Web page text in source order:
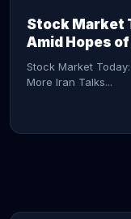
Stock Market
Amid Hopes
Stock Market
More Iran Talks...